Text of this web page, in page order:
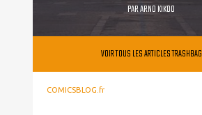
PARARNO KIKOO
VOIR TOUS LES ARTICLES TRASHBAG
COMICSBLOG.fr